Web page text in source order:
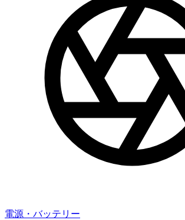
電源・バッテリー